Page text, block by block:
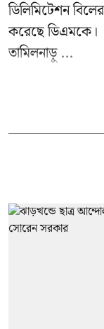
ডিলিমিটেশন
করেছে ডিএমকে।
তামিলনাড়ু ...